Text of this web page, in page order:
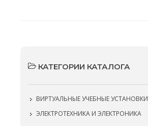
КАТЕГОРИИ КАТАЛОГА
ВИРТУАЛЬНЫЕ УЧЕБНЫЕ УСТАНОВКИ
ЭЛЕКТРОТЕХНИКА И ЭЛЕКТРОНИКА